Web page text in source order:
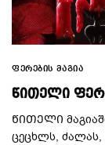
ᲤᲔᲠᲔᲑᲘᲡ ᲛᲐᲒᲘᲐ
ᲬᲘᲗᲔᲚᲘ
ᲬᲘᲗᲔᲚᲘ
ცეცხლს, ძალას,